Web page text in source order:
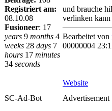
Registriert am:
08.10.08
Fusioneer: 17
years 9 months 4
weeks 28 days 7
hours 17 minutes
34 seconds
und brauche
verlinken kann
Bearbeitet von
00000004
Website
SC-Ad-Bot
Advertisement